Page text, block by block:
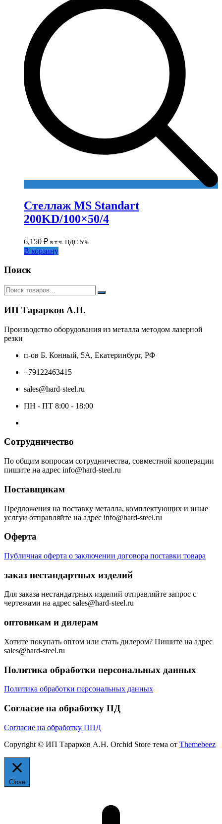
Стеллаж MS Standart
200KD/100×50/4
6,150 ₽ в т.ч. НДС 5%
В корзину
Поиск
ИП Тарарков А.Н.
Производство оборудования из металла методом лазерной
резки
п-ов Б. Конный, 5А, Екатеринбург, РФ
+79122463415
sales@hard-steel.ru
ПН - ПТ 8:00 - 18:00
Сотрудничество
По общим вопросам сотрудничества, совместной кооперации
пишите на адрес info@hard-steel.ru
Поставщикам
Предложения на поставку металла, комплектующих и иные
услгуи отправляйте на адрес info@hard-steel.ru
Оферта
Публичная оферта о заключении договора поставки товара
заказ нестандартных изделий
Для заказа нестандатрных изделий отправляйте запрос с
чертежами на адрес sales@hard-steel.ru
оптовикам и дилерам
Хотите покупать оптом или стать дилером? Пишите на адрес
sales@hard-steel.ru
Политика обработки персональных данных
Политика обработки персональных данных
Согласие на обработку ПД
Согласие на обработку ППД
Copyright © ИП Тарарков А.Н. Orchid Store тема от Themebeez
Close